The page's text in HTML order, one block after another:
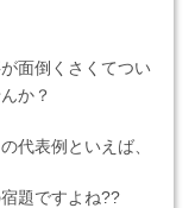
面倒くさくてつい
か？
代表例といえば、
題ですよね??